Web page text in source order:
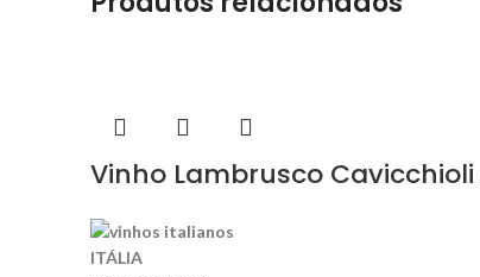
Vinho Lambrusco
ITÁLIA